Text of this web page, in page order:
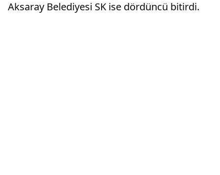
Aksaray Belediyesi SK ise dördüncü bitirdi.